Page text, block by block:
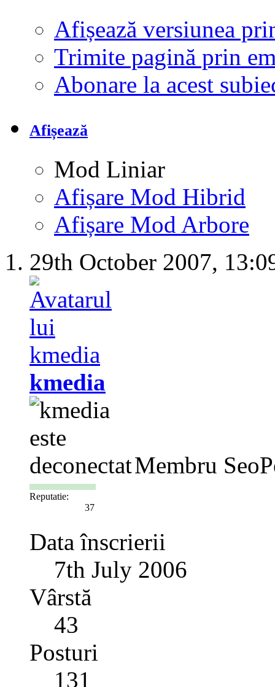
Afișează versiunea
Trimite pagină prin
Abonare la acest
Afișează
Mod Liniar
Afișare Mod Hibrid
Afișare Mod Arbore
29th October 2007,
kmedia
Membru
Reputatie:
37
Data înscrierii
7th July 2006
Vârstă
43
Posturi
131